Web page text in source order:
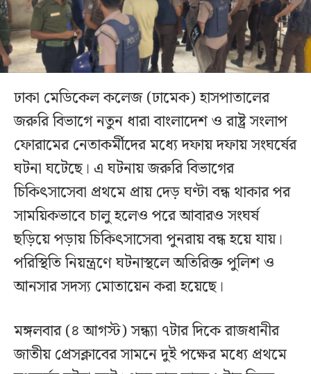
ঢাকা মেডিকেল কলেজ (ঢামেক) হাসপাতালের
জরুরি বিভাগে নতুন ধারা বাংলাদেশ ও রাষ্ট্র সংলাপ
ফোরামের নেতাকর্মীদের মধ্যে দফায় দফায় সংঘর্ষের
ঘটনা ঘটেছে। এ ঘটনায় জরুরি বিভাগের
চিকিৎসাসেবা প্রথমে প্রায় দেড় ঘণ্টা বন্ধ থাকার পর
সাময়িকভাবে চালু হলেও পরে আবারও সংঘর্ষ
ছড়িয়ে পড়ায় চিকিৎসাসেবা পুনরায় বন্ধ হয়ে যায়।
পরিস্থিতি নিয়ন্ত্রণে ঘটনাস্থলে অতিরিক্ত পুলিশ ও
আনসার সদস্য মোতায়েন করা হয়েছে।
মঙ্গলবার (৪ আগস্ট) সন্ধ্যা ৭টার দিকে রাজধানীর
জাতীয় প্রেসক্লাবের সামনে দুই পক্ষের মধ্যে প্রথমে